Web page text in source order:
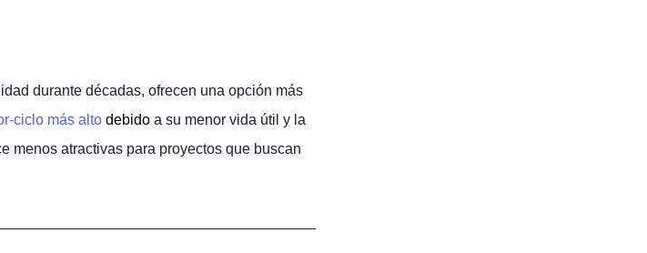
durante décadas, ofrecen una opción más
ciclo más alto debido a su menor vida útil y la
menos atractivas para proyectos que buscan